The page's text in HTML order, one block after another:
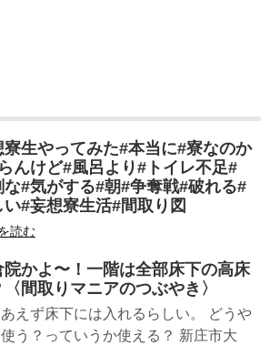
寮生やってみた#本当に#寮なのか
んけど#風呂より#トイレ不足#
な#気がする#朝#争奪戦#破れる#
い#妄想寮生活#間取り図
読む
院かよ〜！一階は全部床下の高床
間取りマニアのつぶやき〉
えず床下には入れるらしい。 どうや
う？っていうか使える？ 新庄市大